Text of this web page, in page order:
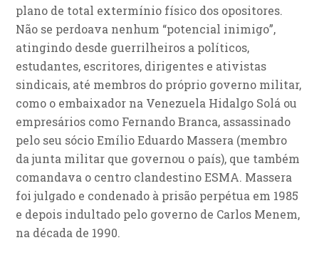
plano de total extermínio físico dos opositores.
Não se perdoava nenhum “potencial inimigo”,
atingindo desde guerrilheiros a políticos,
estudantes, escritores, dirigentes e ativistas
sindicais, até membros do próprio governo militar,
como o embaixador na Venezuela Hidalgo Solá ou
empresários como Fernando Branca, assassinado
pelo seu sócio Emílio Eduardo Massera (membro
da junta militar que governou o país), que também
comandava o centro clandestino ESMA. Massera
foi julgado e condenado à prisão perpétua em 1985
e depois indultado pelo governo de Carlos Menem,
na década de 1990.